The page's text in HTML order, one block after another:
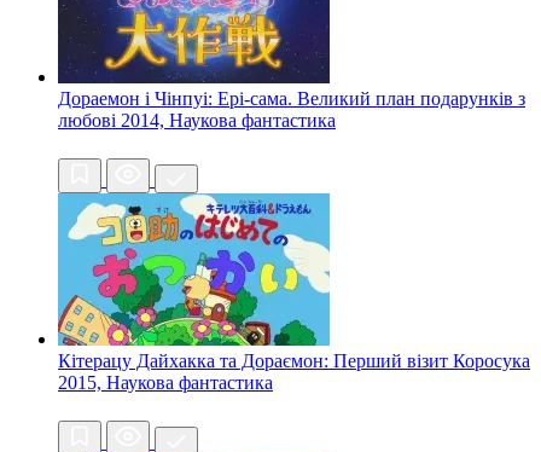
Дораемон і Чінпуі: Ері-сама. Великий план подарунків з
любові 2014, Наукова фантастика
Кітерацу Дайхакка та Дораємон: Перший візит Коросука
2015, Наукова фантастика